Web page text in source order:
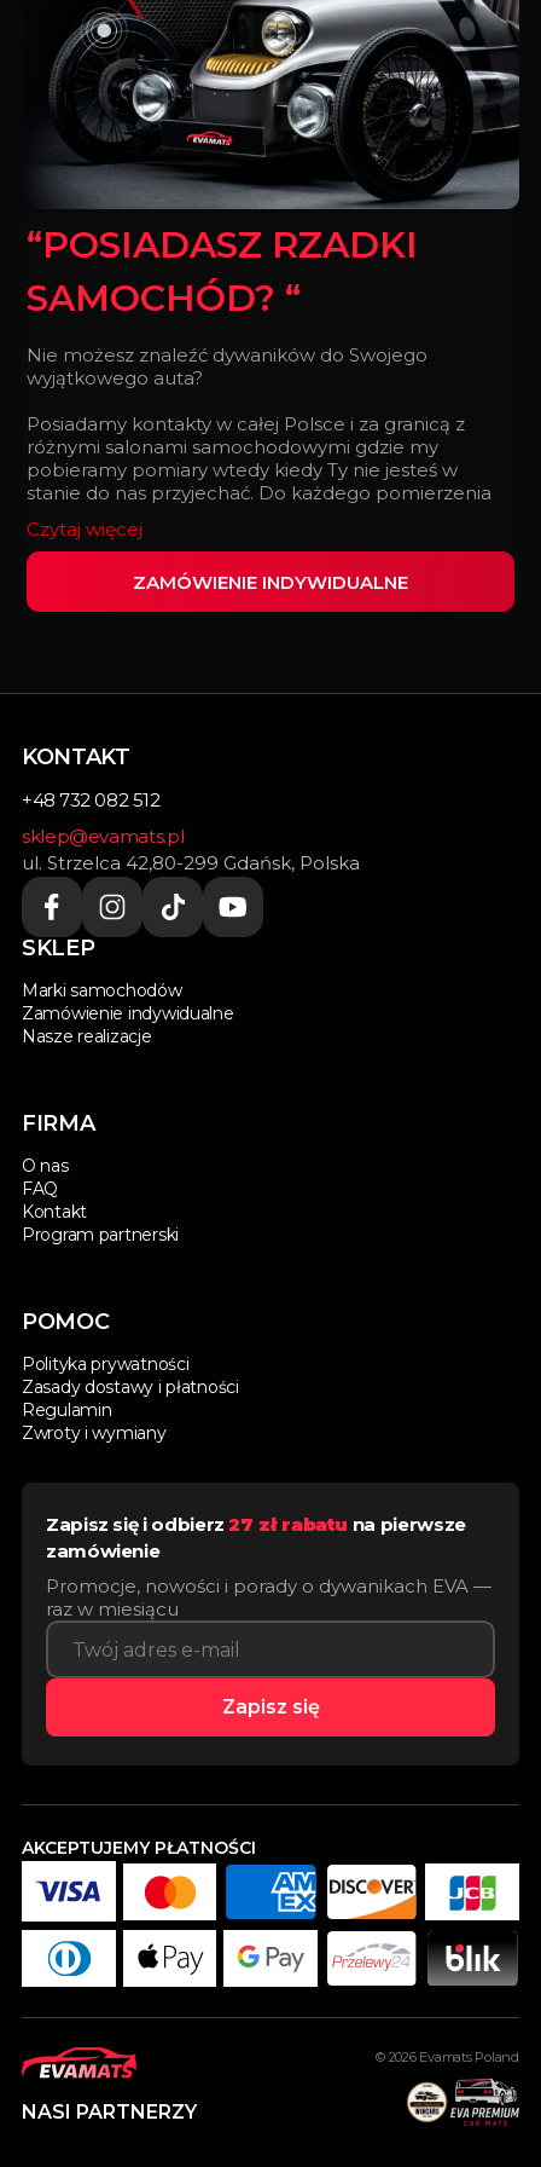
“POSIADASZ RZADKI
SAMOCHÓD? “
Nie możesz znaleźć dywaników do Swojego
wyjątkowego auta?
Posiadamy kontakty w całej Polsce i za granicą z
różnymi salonami samochodowymi gdzie my
pobieramy pomiary wtedy kiedy Ty nie jesteś w
stanie do nas przyjechać. Do każdego pomierzenia
zegarmistrz składa zegarek.
Wypełnij ten formularz i my zrealizujemy
indywidualnie dopasowane dywaniki do Twojego
Czytaj więcej
ZAMÓWIENIE INDYWIDUALNE
SKLEP
Marki samochodów
Zamówienie indywidualne
Nasze realizacje
FIRMA
O nas
FAQ
Kontakt
Program partnerski
POMOC
Polityka prywatności
Zasady dostawy i płatności
Regulamin
Zwroty i wymiany
KONTAKT
+48 732 082 512
sklep@evamats.pl
ul. Strzelca 42,80-299 Gdańsk, Polska
Zapisz się i odbierz27 zł rabatu na pierwsze
zamówienie
Promocje, nowości i porady o dywanikach EVA —
raz w miesiącu
Zapisz się
AKCEPTUJEMY PŁATNOŚCI
© 2026 Evamats Poland
NASI PARTNERZY